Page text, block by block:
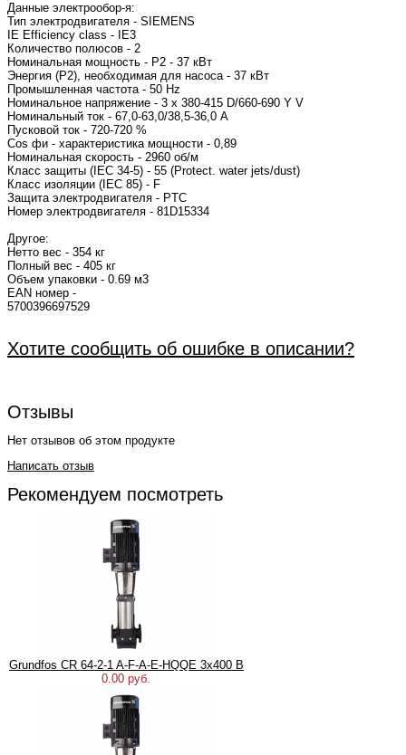
Данные электрообор-я:
Тип
IE Efficiency class - IE3
Количество полюсов - 2
Номинальная мощность - P2 - 37 кВт
Энергия (Р2), необходимая для насоса - 37 кВт
Промышленная частота - 50 Hz
Номинальное напряжение - 3 x 380-415 D/660-690
Номинальный ток -
Пусковой ток - 720-
Cos фи -
Класс защиты (IEC 34-5) - 55 (Protect. water jets/dust)
Класс изоляции (IEC 85) - F
Защита электродвигателя - PTC
Номер
Другое:
Нетто вес - 354 кг
Полный вес - 405 кг
Объем упаковки - 0.69 м3
EAN номер -
Хотите сообщить об ошибке в описании?
Отзывы
Нет отзывов об этом продукте
Написать отзыв
Рекомендуем посмотреть
Grundfos CR 64-2-1 A-F-A-E-HQQE 3х400 В
0.00 руб.